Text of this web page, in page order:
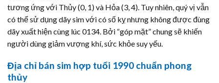
tương ứng với Thủy (0, 1) và Hỏa (3, 4). Tuy nhiên, quý vị vẫn
có thể sử dụng dãy sim với có số kỵ nhưng không được đùng
dãy xuất hiện cùng lúc 0134. Bởi “góp mặt” chung sẽ khiến
người dùng giảm vượng khí, sức khỏe suy yếu.
Địa chỉ bán sim hợp tuổi 1990 chuẩn phong
thủy